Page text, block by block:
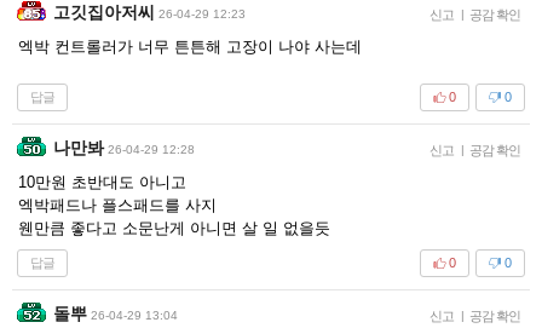
고깃집아저씨 26-04-29 12:23 신고 | 공감 확인
엑박 컨트롤러가 너무 튼튼해 고장이 나야 사는데
답글 0
0
나만봐 26-04-29 12:28 신고 | 공감 확인
10만원 초반대도 아니고
엑박패드나 플스패드를 사지
웬만큼 좋다고 소문난게 아니면 살 일 없을듯
답글 0
0
돌뿌 26-04-29 13:04 신고 | 공감 확인